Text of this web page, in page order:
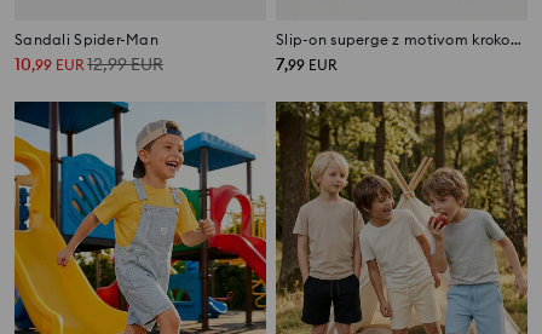
Sandali Spider-Man
10,99 EUR 12,99EUR
Slip-on superge z motivom krokodila
7,99 EUR